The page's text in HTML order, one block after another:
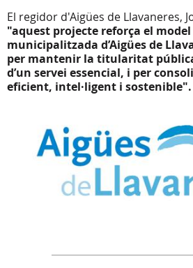
El regidor d'Aigües de Llavaneres,
"aquest projecte reforça el
municipalitzada d’Aigües de
per mantenir la titularitat
d’un servei essencial, i per
eficient, intel·ligent i sostenible".